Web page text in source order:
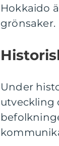
Hokkaido
grönsaker.
Under
utveckling